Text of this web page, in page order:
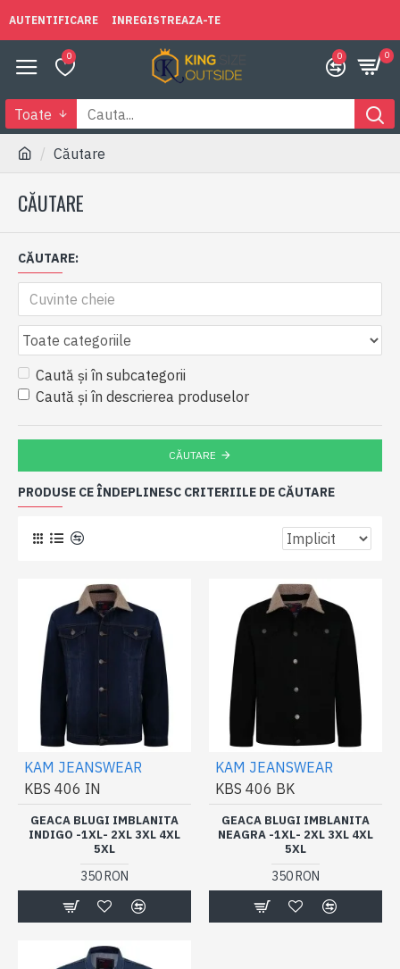
AUTENTIFICARE INREGISTREAZA-TE
0 0 0
Toate
Căutare
CĂUTARE
CĂUTARE:
Caută și în subcategorii
Caută și în descrierea produselor
CĂUTARE
PRODUSE CE ÎNDEPLINESC CRITERIILE DE CĂUTARE
KAM JEANSWEAR
KBS 406 IN
GEACA BLUGI IMBLANITA
INDIGO -1XL- 2XL 3XL 4XL
5XL
350 RON
KAM JEANSWEAR
KBS 406 BK
GEACA BLUGI IMBLANITA
NEAGRA -1XL- 2XL 3XL 4XL
5XL
350 RON